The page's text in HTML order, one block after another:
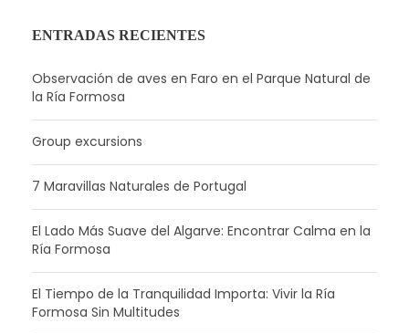
ENTRADAS RECIENTES
Observación de aves en Faro en el Parque Natural de
la Ría Formosa
Group excursions
7 Maravillas Naturales de Portugal
El Lado Más Suave del Algarve: Encontrar Calma en la
Ría Formosa
El Tiempo de la Tranquilidad Importa: Vivir la Ría
Formosa Sin Multitudes